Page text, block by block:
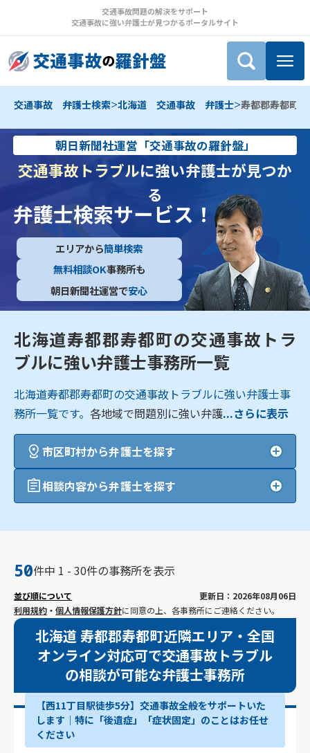
交通事故問題の解決をサポート
交通事故に強い弁護士が見つかるポータルサイト
交通事故 弁護士検索>北海道 交通事故 弁護士>寿都郡寿都町
朝日新聞社運営「交通事故の羅針盤」
交通事故トラブルに強い弁護士が見つか
る
弁護士検索サービス！
エリアから簡単検索
無料相談OK事務所も
朝日新聞社運営で安心
北海道寿都郡寿都町の交通事故トラ
ブルに強い弁護士事務所一覧
北海道寿都郡寿都町の交通事故トラブルに強い弁護士事
務所一覧です。各地域で問題別に強い弁護...さらに表示
市区町村から弁護士を探す
相談内容から弁護士を探す
50件中 1 - 30件の事務所を表示
並び順について
更新日：2026年08月06日
利用規約 ・個人情報保護方針に同意の上、各事務所にご連絡ください。
北海道 寿都郡寿都町近隣エリア・全国
オンライン対応可で交通事故トラブル
の相談が可能な弁護士事務所
【西11丁目駅徒歩5分】交通事故全般をサポートいた
します｜特に「後遺症」「症状固定」のことはお任せ
ください